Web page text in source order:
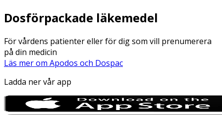
Dosförpackade läkemedel
För vårdens patienter eller för dig som vill prenumerera
på din medicin
Läs mer om Apodos och Dospac
Ladda ner vår app